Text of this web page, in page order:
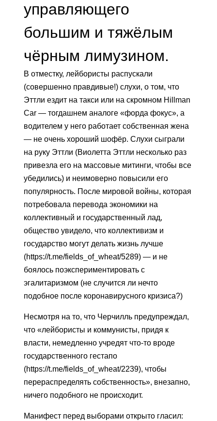
управляющего
большим и тяжёлым
чёрным лимузином.
В отместку, лейбористы распускали
(совершенно правдивые!) слухи, о том, что
Эттли ездит на такси или на скромном Hillman
Car — тогдашнем аналоге «форда фокус», а
водителем у него работает собственная жена
— не очень хороший шофёр. Слухи сыграли
на руку Эттли (Виолетта Эттли несколько раз
привезла его на массовые митинги, чтобы все
убедились) и неимоверно повысили его
популярность. После мировой войны, которая
потребовала перевода экономики на
коллективный и государственный лад,
общество увидело, что коллективизм и
государство могут делать жизнь лучше
(https://t.me/fields_of_wheat/5289) — и не
боялось поэкспериментировать с
эгалитаризмом (не случится ли нечто
подобное после коронавирусного кризиса?)
Несмотря на то, что Черчилль предупреждал,
что «лейбористы и коммунисты, придя к
власти, немедленно учредят что-то вроде
государственного гестапо
(https://t.me/fields_of_wheat/2239), чтобы
перераспределять собственность», внезапно,
ничего подобного не происходит.
Манифест перед выборами открыто гласил: